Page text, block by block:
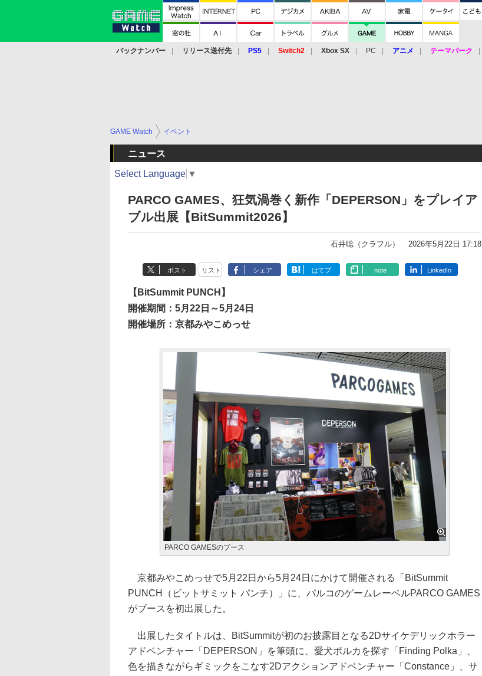
バックナンバー リリース送付先 PS5 Switch2 Xbox SX PC アニメ テーマパーク
GAME Watch イベント
ニュース
Select Language ▼
PARCO GAMES、狂気渦巻く新作「DEPERSON」をプレイア
ブル出展【BitSummit2026】
石井聡（クラフル） 2026年5月22日 17:18
ポスト リスト シェア はてブ note LinkedIn
【BitSummit PUNCH】
開催期間：5月22日～5月24日
開催場所：京都みやこめっせ
PARCO GAMESのブース
京都みやこめっせで5月22日から5月24日にかけて開催される「BitSummit
PUNCH（ビットサミット パンチ）」に、パルコのゲームレーベルPARCO GAMES
がブースを初出展した。
出展したタイトルは、BitSummitが初のお披露目となる2Dサイケデリックホラー
アドベンチャー「DEPERSON」を筆頭に、愛犬ポルカを探す「Finding Polka」、
色を描きながらギミックをこなす2Dアクションアドベンチャー「Constance」、サ